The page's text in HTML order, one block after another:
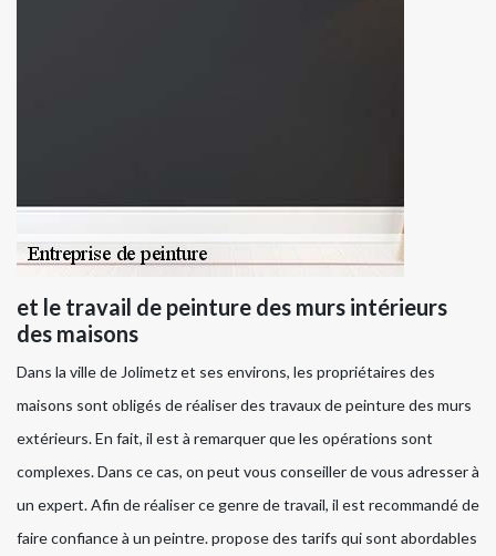
et le travail de peinture des murs intérieurs
des maisons
Dans la ville de Jolimetz et ses environs, les propriétaires des
maisons sont obligés de réaliser des travaux de peinture des murs
extérieurs. En fait, il est à remarquer que les opérations sont
complexes. Dans ce cas, on peut vous conseiller de vous adresser à
un expert. Afin de réaliser ce genre de travail, il est recommandé de
faire confiance à un peintre. propose des tarifs qui sont abordables